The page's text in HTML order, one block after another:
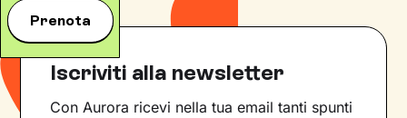
Prenota
Iscriviti alla newsletter
Con Aurora ricevi nella tua email tanti spunti